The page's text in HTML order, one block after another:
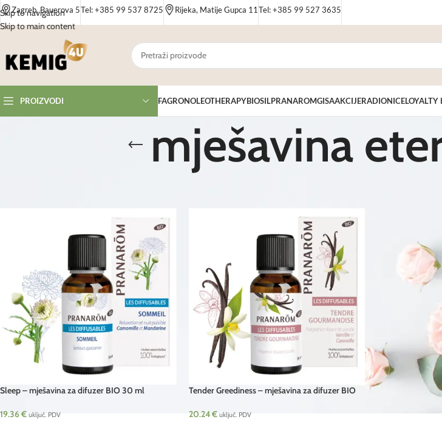
Skip to navigation
Skip to main content
Zagreb, Bauerova 5Tel: +385 99 537 8725 Rijeka, Matije Gupca 11 Tel: +385 99 527 3635
PROIZVODI FAGRONOLEOTHERAPYBIOSILPRANAROMGISAAKCIJERADIONICELOYALTY
mješavina
Sleep – mješavina za difuzer BIO 30 ml
19.36€ uključ. PDV
Tender Greediness – mješavina za difuzer BIO
20.24€ uključ. PDV